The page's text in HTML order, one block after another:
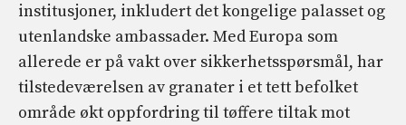
institusjoner, inkludert det kongelige palasset og
utenlandske ambassader. Med Europa som
allerede er på vakt over sikkerhetsspørsmål, har
tilstedeværelsen av granater i et tett befolket
område økt oppfordring til tøffere tiltak mot